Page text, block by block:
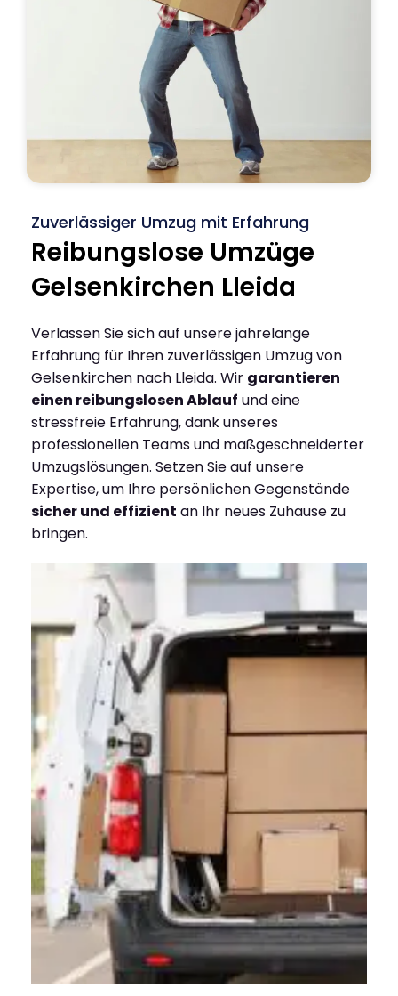
Zuverlässiger Umzug mit Erfahrung
Reibungslose Umzüge
Gelsenkirchen Lleida
Verlassen Sie sich auf unsere jahrelange
Erfahrung für Ihren zuverlässigen Umzug von
Gelsenkirchen nach Lleida. Wir garantieren
einen reibungslosen Ablauf und eine
stressfreie Erfahrung, dank unseres
professionellen Teams und maßgeschneiderter
Umzugslösungen. Setzen Sie auf unsere
Expertise, um Ihre persönlichen Gegenstände
sicher und effizient an Ihr neues Zuhause zu
bringen.